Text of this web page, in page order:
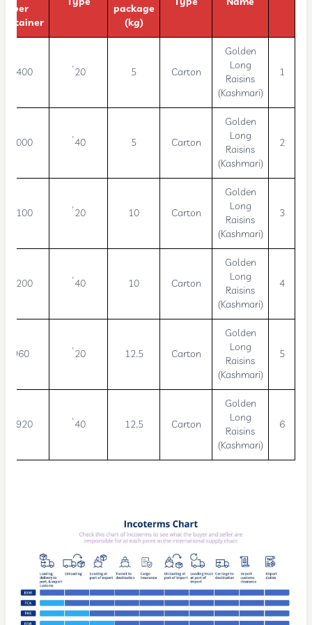
package
(kg)
per
1
Golden
Long
Raisins
(Kashmari)
Carton
5
20’
2,400
2
Golden
Long
Raisins
(Kashmari)
Carton
5
40’
5,000
3
Golden
Long
Raisins
(Kashmari)
Carton
10
20’
1,100
4
Golden
Long
Raisins
(Kashmari)
Carton
10
40’
2,200
5
Golden
Long
Raisins
(Kashmari)
Carton
12.5
20’
960
6
Golden
Long
Raisins
(Kashmari)
Carton
12.5
40’
1,920